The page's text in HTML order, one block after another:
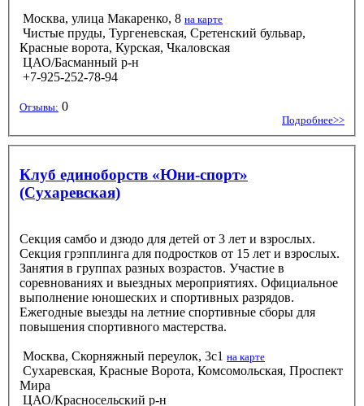
Москва, улица Макаренко, 8 на карте
Чистые пруды, Тургеневская, Сретенский бульвар,
Красные ворота, Курская, Чкаловская
ЦАО/Басманный р-н
+7-925-252-78-94
Отзывы: 0
Подробнее>>
Клуб единоборств «Юни-спорт»
(Сухаревская)
Секция самбо и дзюдо для детей от 3 лет и взрослых.
Секция грэпплинга для подростков от 15 лет и взрослых.
Занятия в группах разных возрастов. Участие в
соревнованиях и выездных мероприятиях. Официальное
выполнение юношеских и спортивных разрядов.
Ежегодные выезды на летние спортивные сборы для
повышения спортивного мастерства.
Москва, Скорняжный переулок, 3с1 на карте
Сухаревская, Красные Ворота, Комсомольская, Проспект
Мира
ЦАО/Красносельский р-н